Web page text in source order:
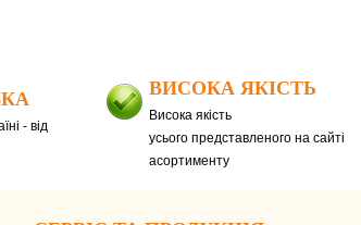
- від
ВИСОКА ЯКІСТЬ
Висока якість
усього представленого на сайті
асортименту